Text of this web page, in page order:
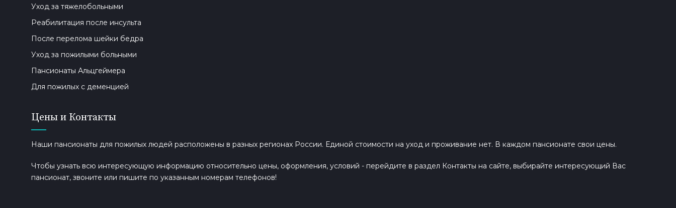
Уход за тяжелобольными
Реабилитация после инсульта
После перелома шейки бедра
Уход за пожилыми больными
Пансионаты Альцгеймера
Для пожилых с деменцией
Цены и Контакты
Наши пансионаты для пожилых людей расположены в разных регионах России. Единой стоимости на уход и проживание нет. В каждом пансионате свои цены.
Чтобы узнать всю интересующую информацию относительно цены, оформления, условий - перейдите в раздел Контакты на сайте, выбирайте интересующий Вас
пансионат, звоните или пишите по указанным номерам телефонов!